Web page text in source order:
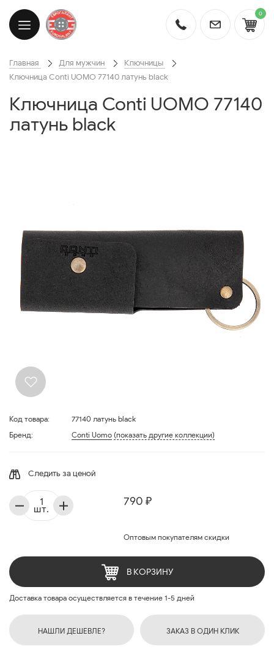
0
Главная Для мужчин
Ключницы
Ключница Conti UOMO 77140 латунь black
Ключница Conti UOMO 77140
латунь black
Код товара:
77140 латунь black
Бренд:
Conti Uomo (показать другие коллекции)
Следить за ценой
790 ₽
Оптовым покупателям скидки
шт.
В КОРЗИНУ
Доставка товара осуществляется в течение 1-5 дней
НАШЛИ ДЕШЕВЛЕ? ЗАКАЗ В ОДИН КЛИК